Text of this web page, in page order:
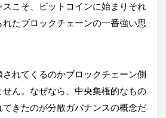
こそ、ビットコインに始まりそれ
たブロックチェーンの一番強い思
れてくるのかブロックチェーン側
ん。なぜなら、中央集権的なもの
きたのが分散ガバナンスの概念だ